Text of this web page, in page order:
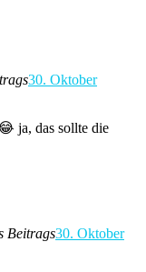
30. Oktober
ja, das sollte die
Beitrags30. Oktober